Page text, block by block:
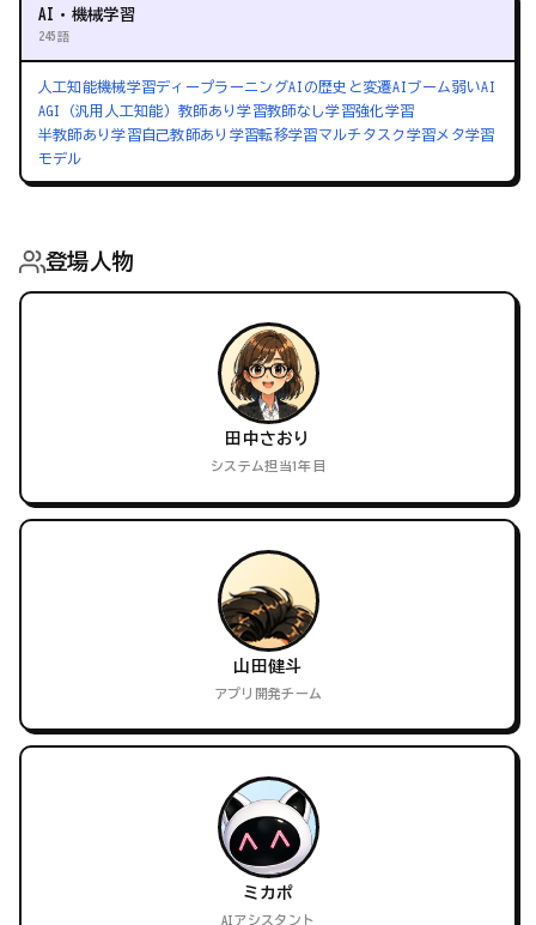
AI・機械学習
245語
人工知能機械学習ディープラーニングAIの歴史と変遷AIブーム 弱いAI
AGI（汎用人工知能）教師あり学習教師なし学習強化学習
半教師あり学習自己教師あり学習転移学習マルチタスク学習メタ学習
モデル
登場人物
田中さおり
システム担当1年目
山田健斗
アプリ開発チーム
ミカポ
AIアシスタント